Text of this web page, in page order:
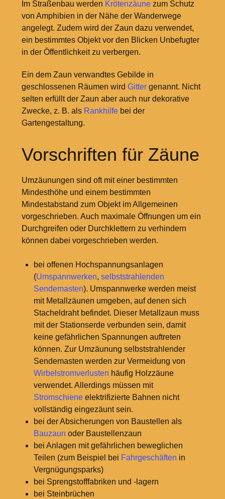
Im Straßenbau werden Krötenzäunezum Schutz
von Amphibien in der Nähe der Wanderwege
angelegt. Zudem wird der Zaun dazu verwendet,
ein bestimmtes Objekt vor den Blicken Unbefugter
in der Öffentlichkeit zu verbergen.
Ein dem Zaun verwandtes Gebilde in
geschlossenen Räumen wird Gittergenannt. Nicht
selten erfüllt der Zaun aber auch nur dekorative
Zwecke, z. B. als Rankhilfebei der
Gartengestaltung.
Vorschriften für Zäune
Umzäunungen sind oft mit einer bestimmten
Mindesthöhe und einem bestimmten
Mindestabstand zum Objekt im Allgemeinen
vorgeschrieben. Auch maximale Öffnungen um ein
Durchgreifen oder Durchklettern zu verhindern
können dabei vorgeschrieben werden.
bei offenen Hochspannungsanlagen
(Umspannwerken, selbststrahlenden
Sendemasten). Umspannwerke werden meist
mit Metallzäunen umgeben, auf denen sich
Stacheldraht befindet. Dieser Metallzaun muss
mit der Stationserde verbunden sein, damit
keine gefährlichen Spannungen auftreten
können. Zur Umzäunung selbststrahlender
Sendemasten werden zur Vermeidung von
Wirbelstromverlusten häufig Holzzäune
verwendet. Allerdings müssen mit
Stromschieneelektrifizierte Bahnen nicht
vollständig eingezäunt sein.
bei der Absicherungen von Baustellen als
Bauzaun oder Baustellenzaun
bei Anlagen mit gefährlichen beweglichen
Teilen (zum Beispiel bei Fahrgeschäften in
Vergnügungsparks)
bei Sprengstofffabriken und -lagern
bei Steinbrüchen